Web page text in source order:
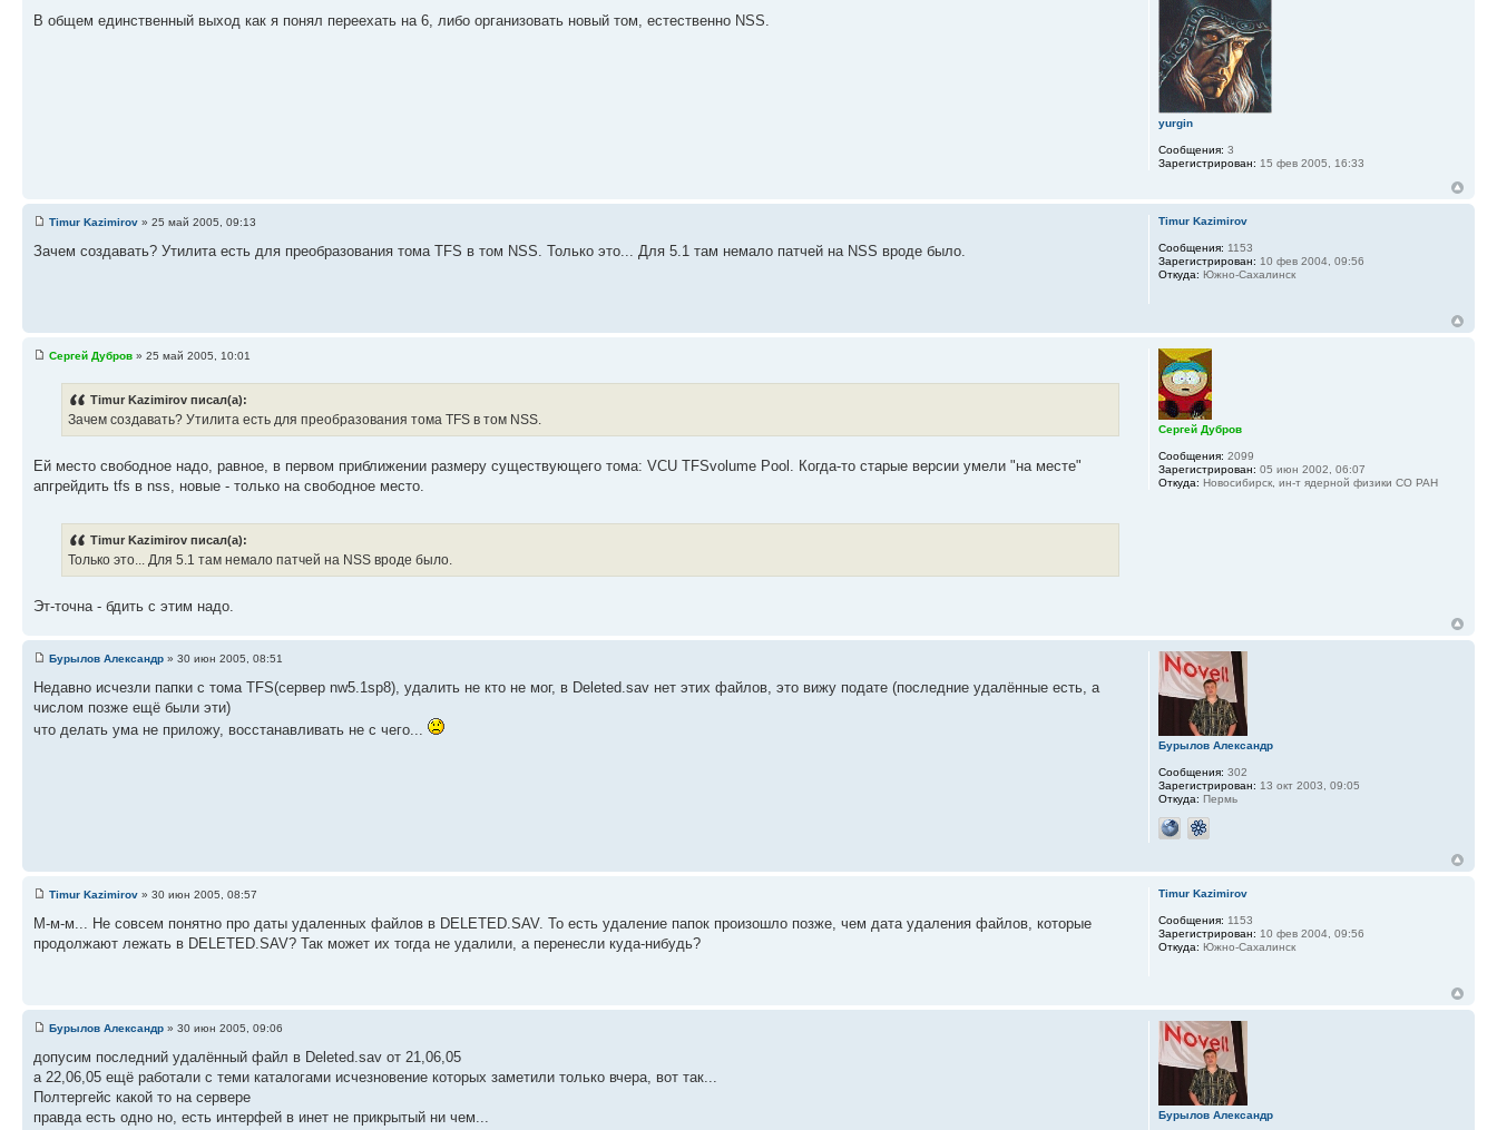
В общем единственный выход как я понял переехать на 6, либо организовать новый том, естественно NSS.
yurgin
Сообщения: 3
Зарегистрирован: 15 фев 2005, 16:33
Timur Kazimirov » 25 май 2005, 09:13
Зачем создавать? Утилита есть для преобразования тома TFS в том NSS. Только это... Для 5.1 там немало патчей на NSS вроде было.
Timur Kazimirov
Сообщения: 1153
Зарегистрирован: 10 фев 2004, 09:56
Откуда: Южно-Сахалинск
Сергей Дубров » 25 май 2005, 10:01
Timur Kazimirov писал(а):
Зачем создавать? Утилита есть для преобразования тома TFS в том NSS.
Ей место свободное надо, равное, в первом приближении размеру существующего тома: VCU TFSvolume Pool. Когда-то старые версии умели "на месте"
апгрейдить tfs в nss, новые - только на свободное место.
Timur Kazimirov писал(а):
Только это... Для 5.1 там немало патчей на NSS вроде было.
Эт-точна - бдить с этим надо.
Сергей Дубров
Сообщения: 2099
Зарегистрирован: 05 июн 2002, 06:07
Откуда: Новосибирск, ин-т ядерной физики СО РАН
Бурылов Александр » 30 июн 2005, 08:51
Недавно исчезли папки с тома TFS(сервер nw5.1sp8), удалить не кто не мог, в Deleted.sav нет этих файлов, это вижу подате (последние удалённые есть, а
числом позже ещё были эти)
что делать ума не приложу, восстанавливать не с чего...
Бурылов Александр
Сообщения: 302
Зарегистрирован: 13 окт 2003, 09:05
Откуда: Пермь
Timur Kazimirov » 30 июн 2005, 08:57
М-м-м... Не совсем понятно про даты удаленных файлов в DELETED.SAV. То есть удаление папок произошло позже, чем дата удаления файлов, которые
продолжают лежать в DELETED.SAV? Так может их тогда не удалили, а перенесли куда-нибудь?
Timur Kazimirov
Сообщения: 1153
Зарегистрирован: 10 фев 2004, 09:56
Откуда: Южно-Сахалинск
Бурылов Александр » 30 июн 2005, 09:06
допусим последний удалённый файл в Deleted.sav от 21,06,05
а 22,06,05 ещё работали с теми каталогами исчезновение которых заметили только вчера, вот так...
Полтергейс какой то на сервере
правда есть одно но, есть интерфей в инет не прикрытый ни чем...
Бурылов Александр